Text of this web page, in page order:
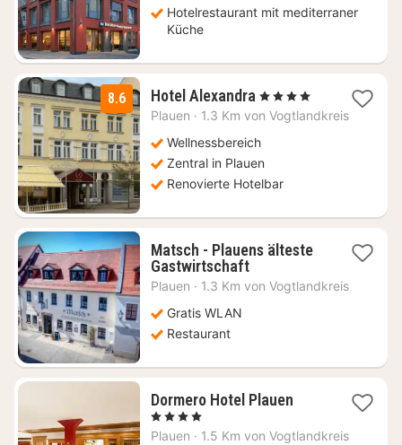
Hotelrestaurant mit mediterraner
Küche
8.6 Hotel Alexandra 1
Nacht
110,88
€
, 4 Sterne
Plauen · 1.3 Km von Vogtlandkreis
Wellnessbereich
Zentral in Plauen
Renovierte Hotelbar
Matsch - Plauens älteste
Gastwirtschaft1
Nacht
Plauen · 1.3 Km von Vogtlandkreis
Gratis WLAN
Restaurant
Dormero Hotel Plauen1
ab
, 4 Sterne
Plauen · 1.5 Km von Vogtlandkreis